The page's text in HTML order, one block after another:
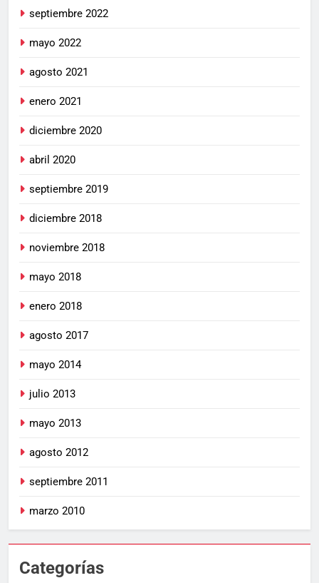
septiembre 2022
mayo 2022
agosto 2021
enero 2021
diciembre 2020
abril 2020
septiembre 2019
diciembre 2018
noviembre 2018
mayo 2018
enero 2018
agosto 2017
mayo 2014
julio 2013
mayo 2013
agosto 2012
septiembre 2011
marzo 2010
Categorías